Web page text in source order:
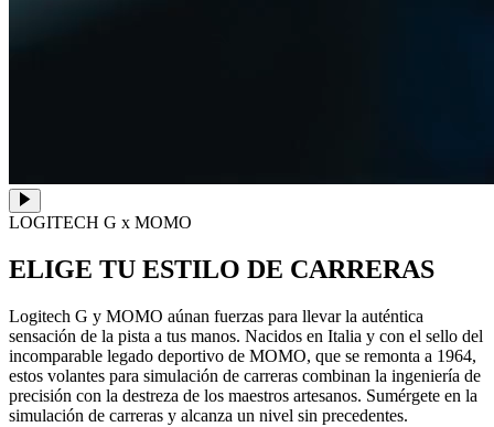
LOGITECH G x MOMO
ELIGE TU ESTILO DE CARRERAS
Logitech G y MOMO aúnan fuerzas para llevar la auténtica
sensación de la pista a tus manos. Nacidos en Italia y con el sello del
incomparable legado deportivo de MOMO, que se remonta a 1964,
estos volantes para simulación de carreras combinan la ingeniería de
precisión con la destreza de los maestros artesanos. Sumérgete en la
simulación de carreras y alcanza un nivel sin precedentes.